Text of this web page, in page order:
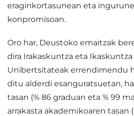
eraginkortasunean eta
konpromisoan.
Oro har, Deustoko emaitzak
dira Irakaskuntza eta Ikaskuntza
Unibertsitateak errendimendu
ditu alderdi esanguratsuetan,
tasan (% 86 graduan eta % 99
arrakasta akademikoaren tasan